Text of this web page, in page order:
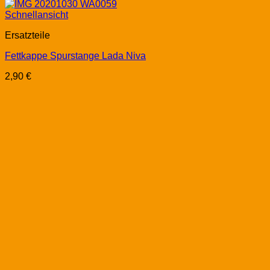
Schnellansicht
Ersatzteile
Fettkappe Spurstange Lada Niva
2,90 €